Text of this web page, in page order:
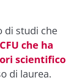
di studi che
CFU che ha
scientifico
di laurea.